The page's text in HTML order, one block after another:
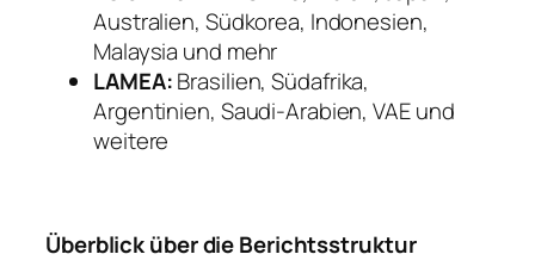
Australien, Südkorea, Indonesien,
Malaysia und mehr
LAMEA:Brasilien, Südafrika,
Argentinien, Saudi-Arabien, VAE und
weitere
Überblick über die Berichtsstruktur